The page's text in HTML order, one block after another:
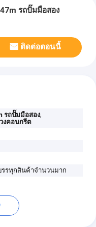
รถปั๊มมือสอง
ติดต่อตอนนี้
รถปั๊มมือสอง,
งคอนกรีต
บรรทุกสินค้าจำนวนมาก